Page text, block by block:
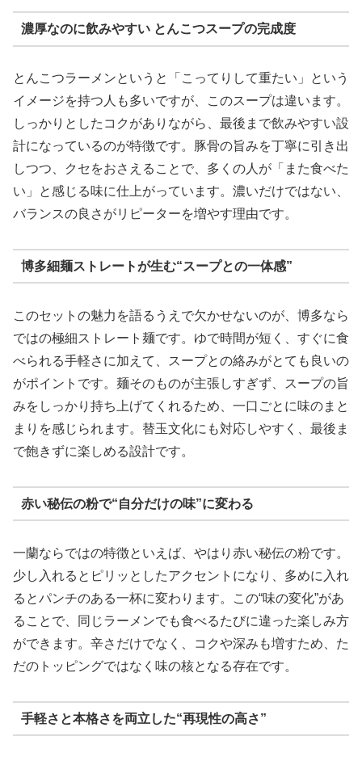
濃厚なのに飲みやすい とんこつスープの完成度
とんこつラーメンというと「こってりして重たい」という
イメージを持つ人も多いですが、このスープは違います。
しっかりとしたコクがありながら、最後まで飲みやすい設
計になっているのが特徴です。豚骨の旨みを丁寧に引き出
しつつ、クセをおさえることで、多くの人が「また食べた
い」と感じる味に仕上がっています。濃いだけではない、
バランスの良さがリピーターを増やす理由です。
博多細麺ストレートが生む“スープとの一体感”
このセットの魅力を語るうえで欠かせないのが、博多なら
ではの極細ストレート麺です。ゆで時間が短く、すぐに食
べられる手軽さに加えて、スープとの絡みがとても良いの
がポイントです。麺そのものが主張しすぎず、スープの旨
みをしっかり持ち上げてくれるため、一口ごとに味のまと
まりを感じられます。替玉文化にも対応しやすく、最後ま
で飽きずに楽しめる設計です。
赤い秘伝の粉で“自分だけの味”に変わる
一蘭ならではの特徴といえば、やはり赤い秘伝の粉です。
少し入れるとピリッとしたアクセントになり、多めに入れ
るとパンチのある一杯に変わります。この“味の変化”があ
ることで、同じラーメンでも食べるたびに違った楽しみ方
ができます。辛さだけでなく、コクや深みも増すため、た
だのトッピングではなく味の核となる存在です。
手軽さと本格さを両立した“再現性の高さ”